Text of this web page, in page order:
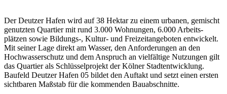
Der Deutzer Hafen wird auf 38 Hektar zu einem urbanen, gemischt
genutzten Quartier mit rund 3.000 Wohnungen, 6.000 Arbeits­
plätzen sowie Bildungs-, Kultur- und Freizeit­an­ge­boten entwi­ckelt.
Mit seiner Lage direkt am Wasser, den Anfor­de­rungen an den
Hochwas­ser­schutz und dem Anspruch an vielfältige Nutzungen gilt
das Quartier als Schlüs­sel­projekt der Kölner Stadt­ent­wicklung.
Baufeld Deutzer Hafen 05 bildet den Auftakt und setzt einen ersten
sicht­baren Maßstab für die kommenden Bauab­schnitte.